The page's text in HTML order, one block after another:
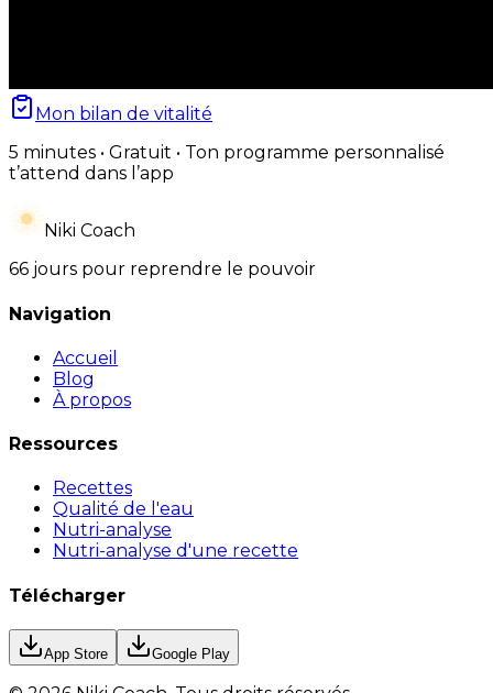
Mon bilan de vitalité
5 minutes • Gratuit • Ton programme personnalisé
t’attend dans l’app
Niki Coach
66 jours pour reprendre le pouvoir
Navigation
Accueil
Blog
À propos
Ressources
Recettes
Qualité de l'eau
Nutri-analyse
Nutri-analyse d'une recette
Télécharger
App Store Google Play